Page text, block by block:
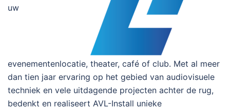
uw
evenementenlocatie, theater, café of club. Met al meer
dan tien jaar ervaring op het gebied van audiovisuele
techniek en vele uitdagende projecten achter de rug,
bedenkt en realiseert AVL-Install unieke